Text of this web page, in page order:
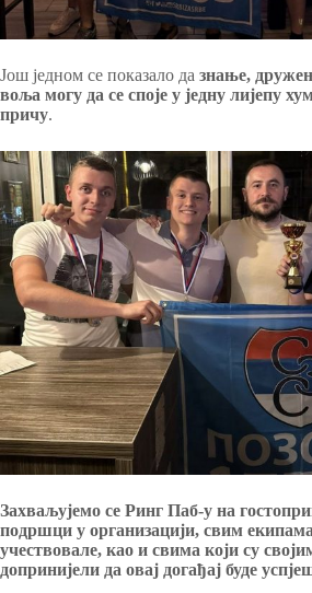
Још једном се показало да знање,
воља могу да се споје у једну лијепу
причу.
Захваљујемо се Ринг Паб-у на
подршци у организацији, свим екипама
учествовале, као и свима који су
допринијели да овај догађај буде